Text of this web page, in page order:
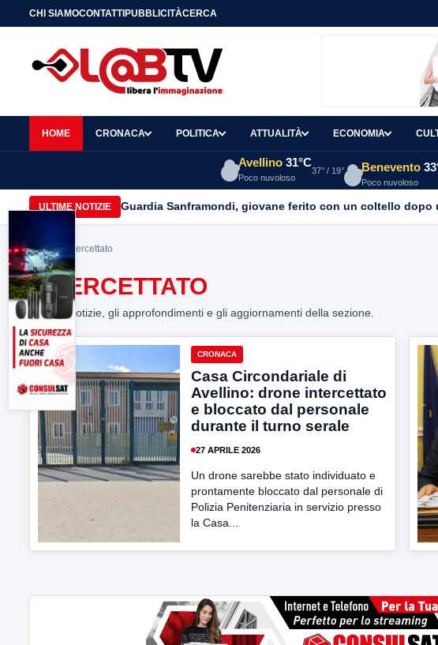
CHI SIAMOCONTATTIPUBBLICITÀCERCA
HOME CRONACA POLITICA ATTUALITÀ ECONOMIA
Avellino 31°C
Poco nuvoloso
37° / 19° Benevento
Poco nuvoloso
ULTIME NOTIZIE Guardia Sanframondi, giovane ferito con un coltello
Home> intercettato
INTERCETTATO
Tutte le notizie, gli approfondimenti e gli aggiornamenti della sezione.
CRONACA
Casa Circondariale di
Avellino: drone intercettato
e bloccato dal personale
durante il turno serale
27 APRILE 2026
Un drone sarebbe stato individuato e
prontamente bloccato dal personale di
Polizia Penitenziaria in servizio presso
la Casa...